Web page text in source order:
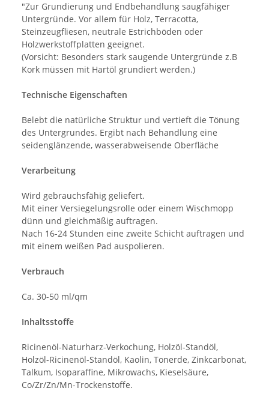
"Zur Grundierung und Endbehandlung saugfähiger
Untergründe. Vor allem für Holz, Terracotta,
Steinzeugfliesen, neutrale Estrichböden oder
Holzwerkstoffplatten geeignet.
(Vorsicht: Besonders stark saugende Untergründe z.B
Kork müssen mit Hartöl grundiert werden.)
Technische Eigenschaften
Belebt die natürliche Struktur und vertieft die Tönung
des Untergrundes. Ergibt nach Behandlung eine
seidenglänzende, wasserabweisende Oberfläche
Verarbeitung
Wird gebrauchsfähig geliefert.
Mit einer Versiegelungsrolle oder einem Wischmopp
dünn und gleichmäßig auftragen.
Nach 16-24 Stunden eine zweite Schicht auftragen und
mit einem weißen Pad auspolieren.
Verbrauch
Ca. 30-50 ml/qm
Inhaltsstoffe
Ricinenöl-Naturharz-Verkochung, Holzöl-Standöl,
Holzöl-Ricinenöl-Standöl, Kaolin, Tonerde, Zinkcarbonat,
Talkum, Isoparaffine, Mikrowachs, Kieselsäure,
Co/Zr/Zn/Mn-Trockenstoffe.